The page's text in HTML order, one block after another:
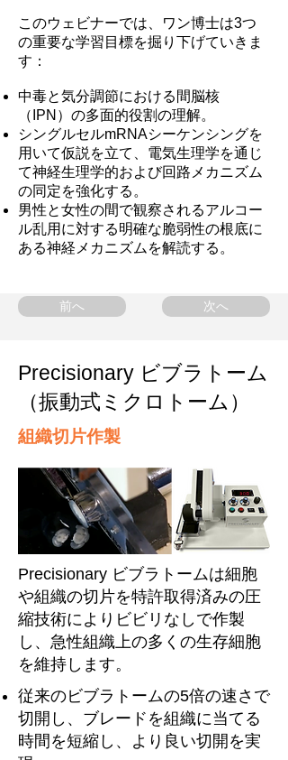
このウェビナーでは、ワン博士は3つ
の重要な学習目標を掘り下げていきま
す：
中毒と気分調節における間脳核
（IPN）の多面的役割の理解。
シングルセルmRNAシーケンシングを
用いて仮説を立て、電気生理学を通じ
て神経生理学的および回路メカニズム
の同定を強化する。
男性と女性の間で観察されるアルコー
ル乱用に対する明確な脆弱性の根底に
ある神経メカニズムを解読する。
前へ 次へ
Precisionary ビブラトーム
（振動式ミクロトーム）
組織切片作製
Precisionary ビブラトームは細胞
や組織の切片を特許取得済みの圧
縮技術によりビビリなしで作製
し、急性組織上の多くの生存細胞
を維持します。
従来のビブラトームの5倍の速さで
切開し、ブレードを組織に当てる
時間を短縮し、より良い切開を実